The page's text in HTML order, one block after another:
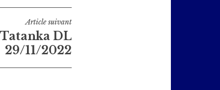
Article suivant
DL
29/11/2022